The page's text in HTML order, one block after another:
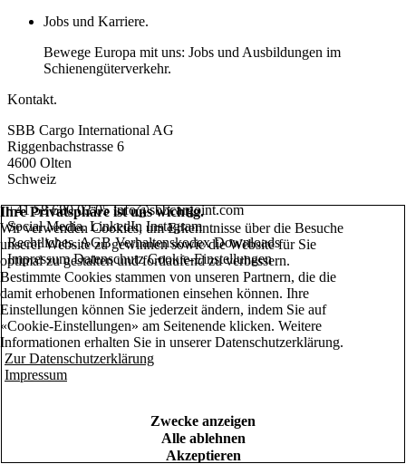
Jobs und Karriere.
Bewege Europa mit uns: Jobs und Ausbildungen im
Schienengüterverkehr.
Kontakt.
SBB Cargo International AG
Riggenbachstrasse 6
4600 Olten
Schweiz
+41 58 680 03 05info@sbbcargoint.com
Social Media.LinkedIn Instagram
Rechtliches.AGBVerhaltenskodexDownloads
ImpressumDatenschutzCookie-Einstellungen
Ihre Privatsphäre ist uns wichtig.
Wir verwenden Cookies, um Erkenntnisse über die Besuche
unserer Website zu gewinnen sowie die Website für Sie
optimal zu gestalten und fortlaufend zu verbessern.
Bestimmte Cookies stammen von unseren Partnern, die die
damit erhobenen Informationen einsehen können. Ihre
Einstellungen können Sie jederzeit ändern, indem Sie auf
«Cookie-Einstellungen» am Seitenende klicken. Weitere
Informationen erhalten Sie in unserer Datenschutzerklärung.
Zur Datenschutzerklärung
Impressum
Zwecke anzeigen
Alle ablehnen
Akzeptieren